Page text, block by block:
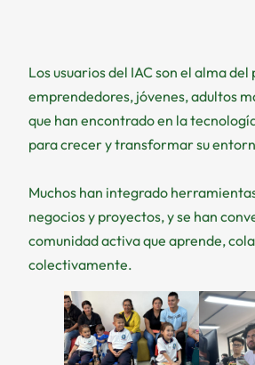
Los usuarios del IAC son el alma
emprendedores, jóvenes, adultos
que han encontrado en la
para crecer y transformar su
Muchos han integrado
negocios y proyectos, y se han
comunidad activa que aprende,
colectivamente.